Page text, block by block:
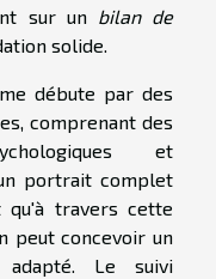
sur un bilan de
solide.
débute par des
comprenant des
et
portrait complet
qu'à travers cette
peut concevoir un
adapté. Le suivi